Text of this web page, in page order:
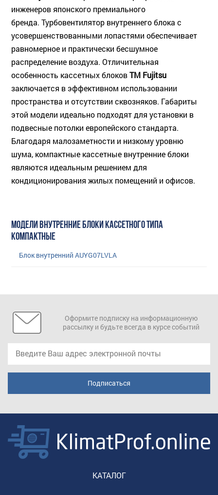
инженеров японского премиального
бренда. Турбовентилятор внутреннего блока с
усовершенствованными лопастями обеспечивает
равномерное и практически бесшумное
распределение воздуха. Отличительная
особенность кассетных блоковТМ Fujitsu
заключается в эффективном использовании
пространства и отсутствии сквозняков. Габариты
этой модели идеально подходят для установки в
подвесные потолки европейского стандарта.
Благодаря малозаметности и низкому уровню
шума, компактные кассетные внутренние блоки
являются идеальным решением для
кондиционирования жилых помещений и офисов.
МОДЕЛИ ВНУТРЕННИЕ БЛОКИ КАССЕТНОГО ТИПА
КОМПАКТНЫЕ
Блок внутренний AUYG07LVLA
Оформите подписку на информационную
рассылку и будьте всегда в курсе событий
КАТАЛОГ